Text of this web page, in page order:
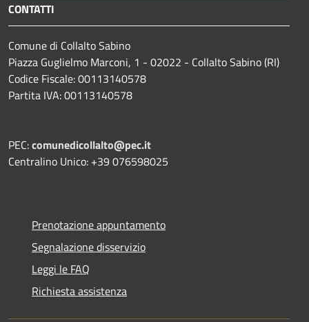
CONTATTI
Comune di Collalto Sabino
Piazza Guglielmo Marconi, 1 - 02022 - Collalto Sabino (RI)
Codice Fiscale: 00113140578
Partita IVA: 00113140578
PEC:comunedicollalto@pec.it
Centralino Unico: +39 076598025
Prenotazione appuntamento
Segnalazione disservizio
Leggi le FAQ
Richiesta assistenza